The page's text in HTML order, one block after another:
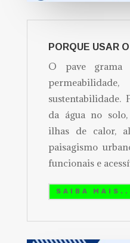
PORQUE USAR
O pave
sustentabilidade.
da água no
ilhas de calor,
paisagismo
funcionais e
SAIBA